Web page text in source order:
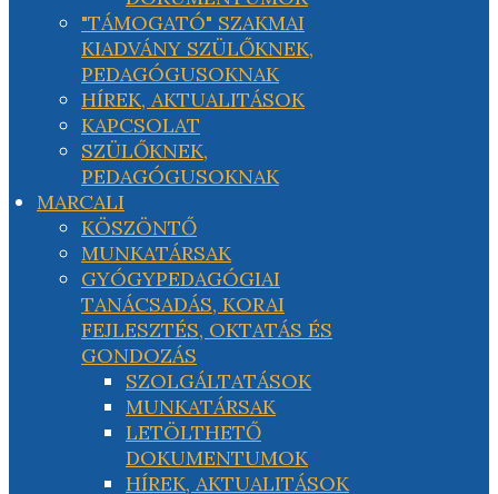
"TÁMOGATÓ" SZAKMAI
KIADVÁNY SZÜLŐKNEK,
PEDAGÓGUSOKNAK
HÍREK, AKTUALITÁSOK
KAPCSOLAT
SZÜLŐKNEK,
PEDAGÓGUSOKNAK
MARCALI
KÖSZÖNTŐ
MUNKATÁRSAK
GYÓGYPEDAGÓGIAI
TANÁCSADÁS, KORAI
FEJLESZTÉS, OKTATÁS ÉS
GONDOZÁS
SZOLGÁLTATÁSOK
MUNKATÁRSAK
LETÖLTHETŐ
DOKUMENTUMOK
HÍREK, AKTUALITÁSOK